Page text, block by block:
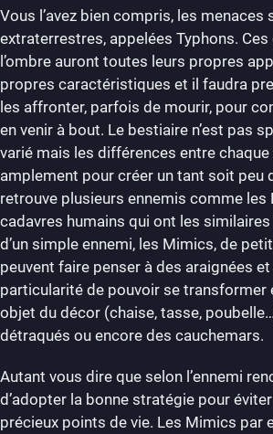
Vous l’avez bien compris, les menaces
extraterrestres, appelées Typhons.
l’ombre auront toutes leurs propres
propres caractéristiques et il faudra
les affronter, parfois de mourir, pour
en venir à bout. Le bestiaire n’est pas
varié mais les différences entre
amplement pour créer un tant soit peu
retrouve plusieurs ennemis comme les
cadavres humains qui ont les
d’un simple ennemi, les Mimics, de
peuvent faire penser à des araignées
particularité de pouvoir se transformer
objet du décor (chaise, tasse,
détraqués ou encore des cauchemars.
Autant vous dire que selon l’ennemi
d’adopter la bonne stratégie pour
précieux points de vie. Les Mimics par